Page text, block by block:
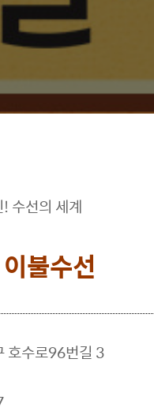
수선의 세계
불수선
호수로96번길 3